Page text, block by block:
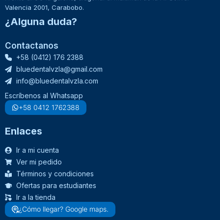
Valencia 2001, Carabobo.
¿Alguna duda?
Contactanos
+58 (0412) 176 2388
bluedentalvzla@gmail.com
info@bluedentalvzla.com
Escríbenos al Whatsapp
+58 0412 1762388
Enlaces
Ir a mi cuenta
Ver mi pedido
Términos y condiciones
Ofertas para estudiantes
Ir a la tienda
¿Cómo llegar? Google maps.